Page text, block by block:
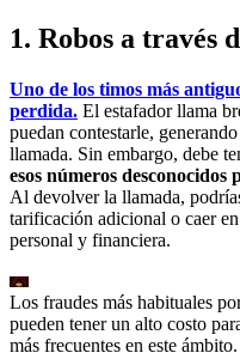
1. Robos a través
Uno de los timos más
perdida. El estafador llama
puedan contestarle,
llamada. Sin embargo, debe
esos números
Al devolver la llamada,
tarificación adicional o caer
personal y financiera.
Los fraudes más habituales
pueden tener un alto costo
más frecuentes en este ámbito.